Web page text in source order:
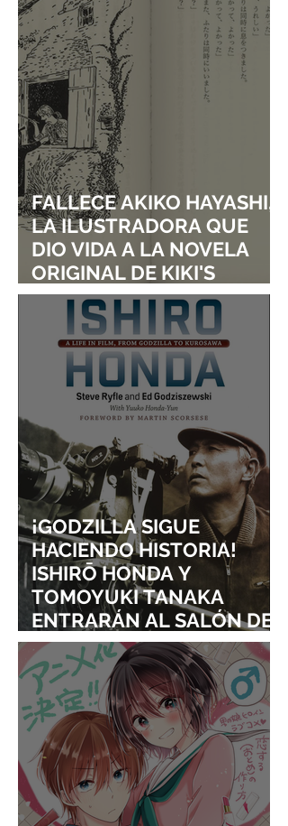
RESPUESTA OFICIAL!
FALLECE AKIKO HAYASHI,
LA ILUSTRADORA QUE
DIO VIDA A LA NOVELA
ORIGINAL DE KIKI'S
DELIVERY SERVICE
¡GODZILLA SIGUE
HACIENDO HISTORIA!
ISHIRŌ HONDA Y
TOMOYUKI TANAKA
ENTRARÁN AL SALÓN DE
LA FAMA DE LOS EFECTOS
VISUALES